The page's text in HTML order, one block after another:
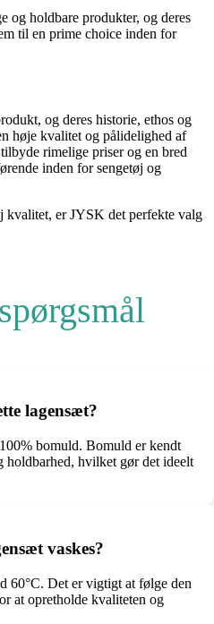
og holdbare produkter, og deres
til en prime choice inden for
og deres historie, ethos og
høje kvalitet og pålidelighed af
rimelige priser og en bred
inden for sengetøj og
kvalitet, er JYSK det perfekte valg
lagensæt?
bomuld. Bomuld er kendt
holdbarhed, hvilket gør det ideelt
vaskes?
60°C. Det er vigtigt at følge den
at opretholde kvaliteten og